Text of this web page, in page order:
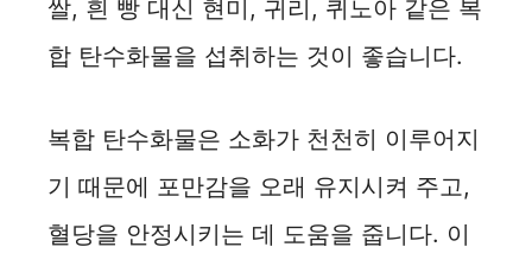
쌀, 흰 빵 대신 현미, 귀리, 퀴노아 같은 복
합 탄수화물을 섭취하는 것이 좋습니다.
복합 탄수화물은 소화가 천천히 이루어지
기 때문에 포만감을 오래 유지시켜 주고,
혈당을 안정시키는 데 도움을 줍니다. 이